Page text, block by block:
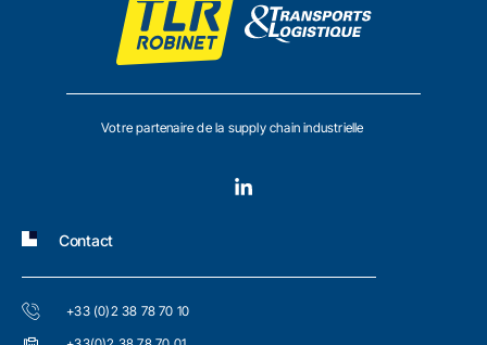
Votre partenaire de la supply chain industrielle
Contact
+33 (0)2 38 78 70 10